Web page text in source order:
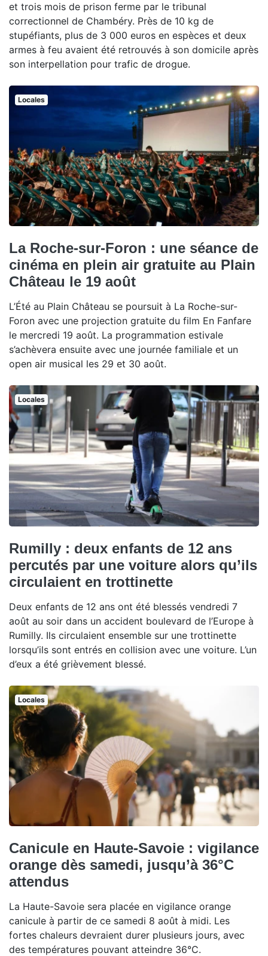
et trois mois de prison ferme par le tribunal
correctionnel de Chambéry. Près de 10 kg de
stupéfiants, plus de 3 000 euros en espèces et deux
armes à feu avaient été retrouvés à son domicile après
son interpellation pour trafic de drogue.
Locales
La Roche-sur-Foron : une séance de
cinéma en plein air gratuite au Plain
Château le 19 août
L’Été au Plain Château se poursuit à La Roche-sur-
Foron avec une projection gratuite du film En Fanfare
le mercredi 19 août. La programmation estivale
s’achèvera ensuite avec une journée familiale et un
open air musical les 29 et 30 août.
Locales
Rumilly : deux enfants de 12 ans
percutés par une voiture alors qu’ils
circulaient en trottinette
Deux enfants de 12 ans ont été blessés vendredi 7
août au soir dans un accident boulevard de l’Europe à
Rumilly. Ils circulaient ensemble sur une trottinette
lorsqu’ils sont entrés en collision avec une voiture. L’un
d’eux a été grièvement blessé.
Locales
Canicule en Haute-Savoie : vigilance
orange dès samedi, jusqu’à 36°C
attendus
La Haute-Savoie sera placée en vigilance orange
canicule à partir de ce samedi 8 août à midi. Les
fortes chaleurs devraient durer plusieurs jours, avec
des températures pouvant atteindre 36°C.